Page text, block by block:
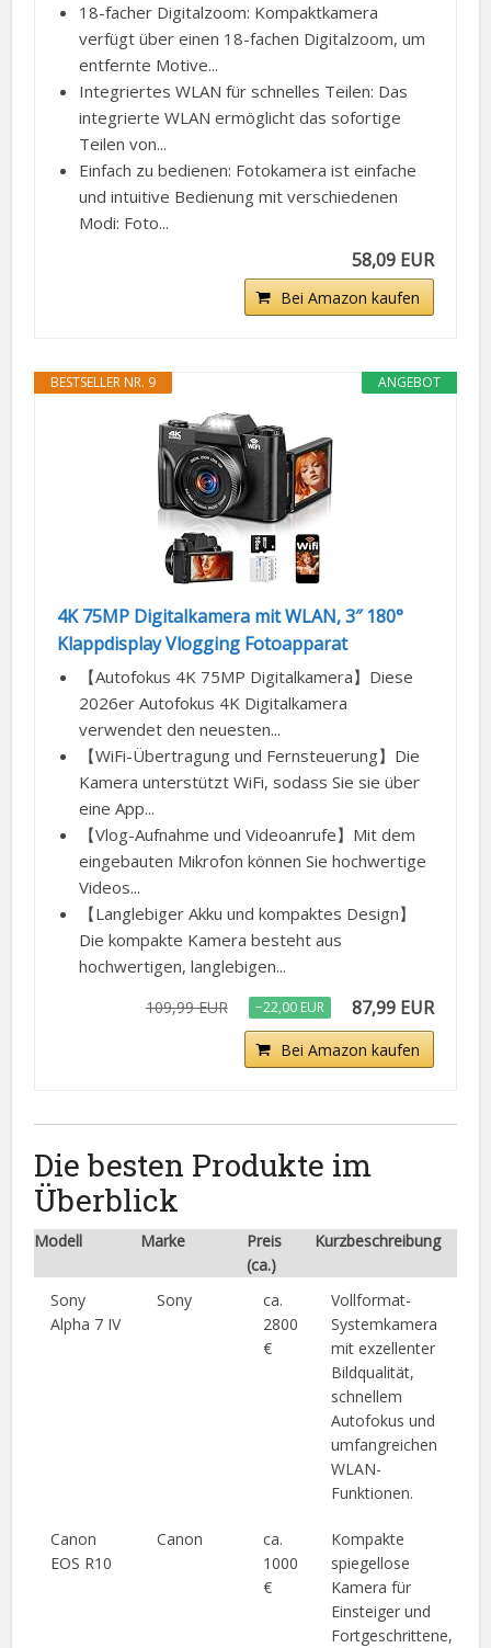
18-facher Digitalzoom: Kompaktkamera
verfügt über einen 18-fachen Digitalzoom, um
entfernte Motive...
Integriertes WLAN für schnelles Teilen: Das
integrierte WLAN ermöglicht das sofortige
Teilen von...
Einfach zu bedienen: Fotokamera ist einfache
und intuitive Bedienung mit verschiedenen
Modi: Foto...
58,09 EUR
Bei Amazon kaufen
ANGEBOT
BESTSELLER NR. 9
4K 75MP Digitalkamera mit WLAN, 3″ 180°
Klappdisplay Vlogging Fotoapparat
【Autofokus 4K 75MP Digitalkamera】Diese
2026er Autofokus 4K Digitalkamera
verwendet den neuesten...
【WiFi-Übertragung und Fernsteuerung】Die
Kamera unterstützt WiFi, sodass Sie sie über
eine App...
【Vlog-Aufnahme und Videoanrufe】Mit dem
eingebauten Mikrofon können Sie hochwertige
Videos...
【Langlebiger Akku und kompaktes Design】
Die kompakte Kamera besteht aus
hochwertigen, langlebigen...
109,99 EUR −22,00 EUR 87,99 EUR
Bei Amazon kaufen
Die besten Produkte im
Überblick
Modell Marke
Preis
(ca.)
Kurzbeschreibung
Sony
Alpha 7 IV
Sony
ca.
2800
€
Vollformat-
Systemkamera
mit exzellenter
Bildqualität,
schnellem
Autofokus und
umfangreichen
WLAN-
Funktionen.
Canon
EOS R10
Canon
ca.
1000
€
Kompakte
spiegellose
Kamera für
Einsteiger und
Fortgeschrittene,